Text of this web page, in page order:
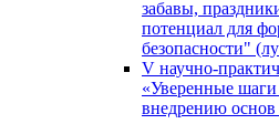
забавы,
потенциал для
безопасности"
V научно-
«Уверенные
внедрению